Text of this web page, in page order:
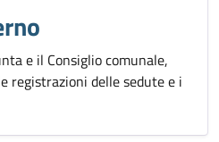
e il Consiglio comunale,
registrazioni delle sedute e i